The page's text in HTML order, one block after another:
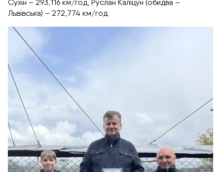
Сухін – 293,116 км/год, Руслан Каліцун (обидва –
Львівська) – 272,774 км/год.